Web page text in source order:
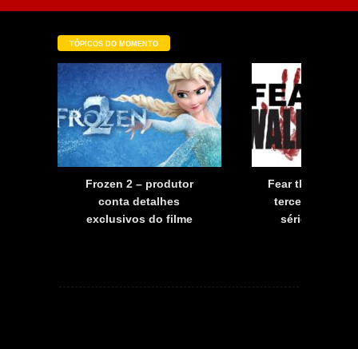
TÓPICOS DO MOMENTO
Frozen 2 – produtor
conta detalhes
exclusivos do filme
Fear the
terceira
série já tem